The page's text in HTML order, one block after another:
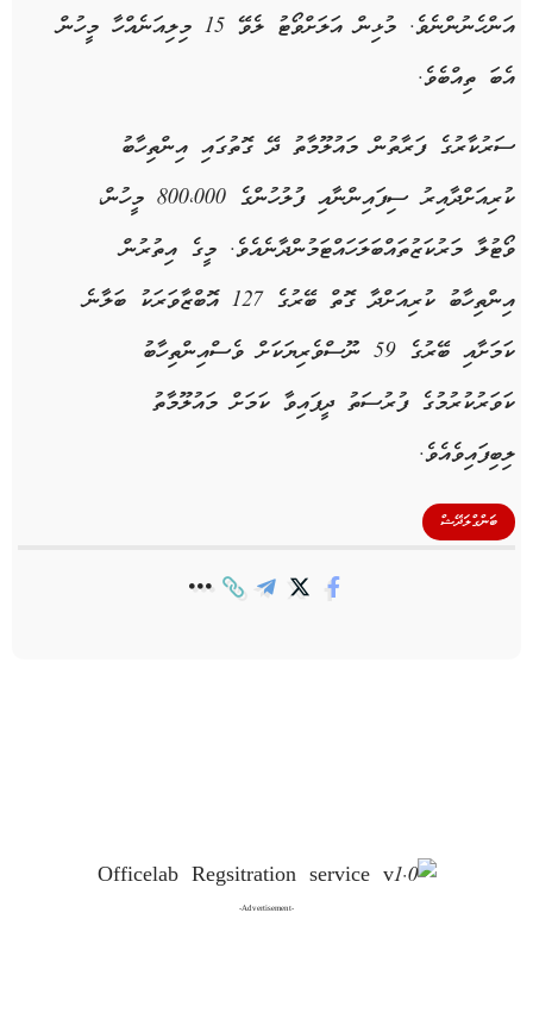
އަންހެނުންނެވެ. މުޅިން އަލަށްވޯޓު ލެވޭ މިލިއަނެއްހާ މީހުން
އެބަ ތިއްބެވެ.
ސަރުކާރުގެ ފަރާތުން މައުލޫމާތު ދޭ ގޮތުގައި އިންތިހާބު
ކުރިއަށްދާއިރު ސިފައިންނާއި ފުލުހުންގެ ،000
މީހުން،
ވޯޓުލާ މަރުކަޒުތައްބަލަހައްޓަމުންދާނެއެވެ. މީގެ އިތުރުން
އިންތިހާބު ކުރިއަށްދާ ގޮތް ބޭރުގެ 127 އޮބްޒާވަރަކު ބަލާނެ
ކަމަށާއި ބޭރުގެ ނޫސްވެރިޔަކަށް ވެސްއިންތިހާބު
ކަވަރުކުރުމުގެ ފުރުސަތު ދީފައިވާ ކަމަށް މައުލޫމާތު
ލިބިފައިވެއެވެ.
ބަންގްލަދޭޝް
-Advertisement-